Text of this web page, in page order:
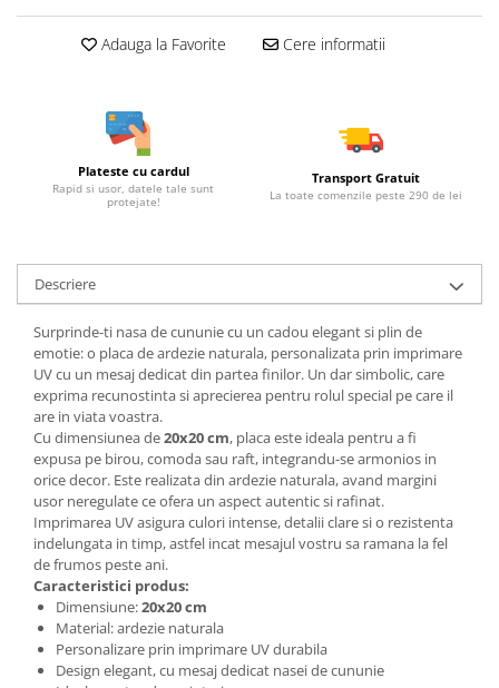
Adauga la Favorite Cere informatii
Plateste cu cardul
Rapid si usor, datele tale sunt
protejate!
Transport Gratuit
La toate comenzile peste 290 de lei
Descriere
Surprinde-ti nasa de cununie cu un cadou elegant si plin de
emotie: o placa de ardezie naturala, personalizata prin imprimare
UV cu un mesaj dedicat din partea finilor. Un dar simbolic, care
exprima recunostinta si aprecierea pentru rolul special pe care il
are in viata voastra.
Cu dimensiunea de20x20 cm, placa este ideala pentru a fi
expusa pe birou, comoda sau raft, integrandu-se armonios in
orice decor. Este realizata din ardezie naturala, avand margini
usor neregulate ce ofera un aspect autentic si rafinat.
Imprimarea UV asigura culori intense, detalii clare si o rezistenta
indelungata in timp, astfel incat mesajul vostru sa ramana la fel
de frumos peste ani.
Caracteristici produs:
Dimensiune:20x20 cm
Material: ardezie naturala
Personalizare prin imprimare UV durabila
Design elegant, cu mesaj dedicat nasei de cununie